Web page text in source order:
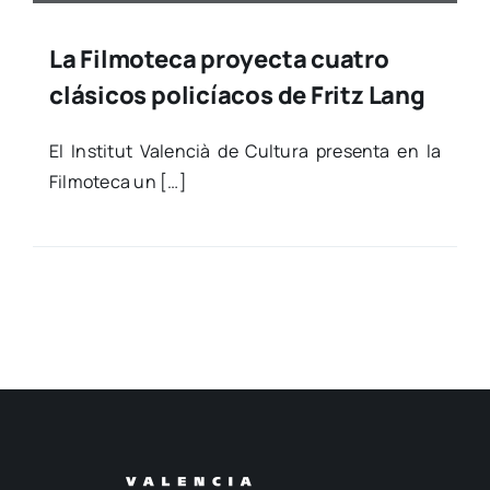
La Filmoteca proyecta cuatro
clásicos policíacos de Fritz Lang
El Ins­ti­tut Valen­cià de Cul­tu­ra pre­sen­ta en la
Fil­mo­te­ca un […]